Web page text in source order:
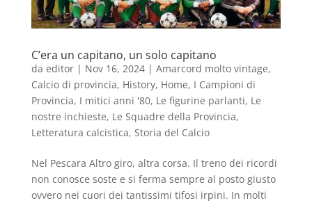
C’era un capitano, un solo capitano
da editor| Nov 16, 2024| Amarcord molto vintage,
Calcio di provincia, History, Home, I Campioni di
Provincia, I mitici anni '80, Le figurine parlanti, Le
nostre inchieste, Le Squadre della Provincia,
Letteratura calcistica, Storia del Calcio
Nel Pescara Altro giro, altra corsa. Il treno dei ricordi
non conosce soste e si ferma sempre al posto giusto
ovvero nei cuori dei tantissimi tifosi irpini. In molti